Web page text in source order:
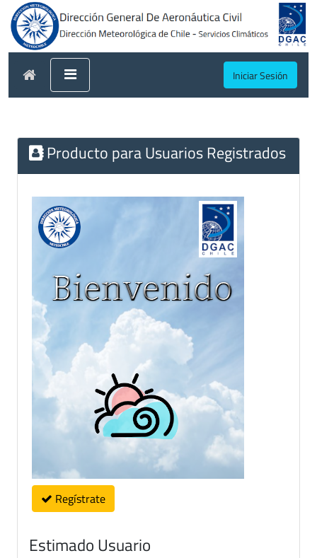
Iniciar Sesión
Producto para Usuarios Registrados
Regístrate
Estimado Usuario